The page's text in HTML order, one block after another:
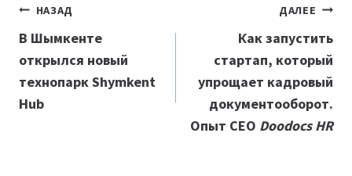
Навигация
по
записям
НАЗАД
В Шымкенте
открылся новый
технопарк Shymkent
Hub
ДАЛЕЕ
Как запустить
стартап, который
упрощает кадровый
документооборот.
Опыт СЕО Doodocs HR